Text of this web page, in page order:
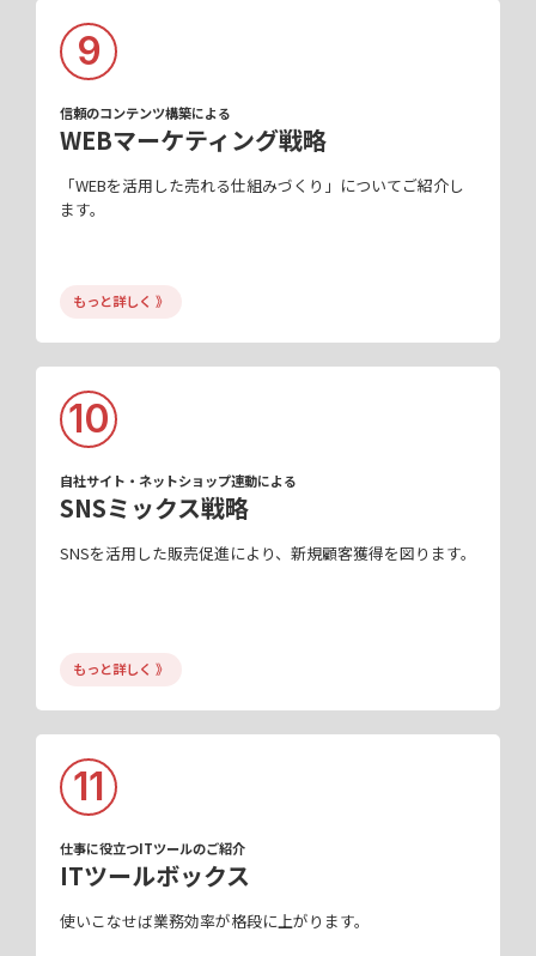
9
信頼のコンテンツ構築による
WEBマーケティング戦略
「WEBを活用した売れる仕組みづくり」についてご紹介し
ます。
もっと詳しく 》
10
自社サイト・ネットショップ連動による
SNSミックス戦略
SNSを活用した販売促進により、新規顧客獲得を図ります。
もっと詳しく 》
11
仕事に役立つITツールのご紹介
ITツールボックス
使いこなせば業務効率が格段に上がります。